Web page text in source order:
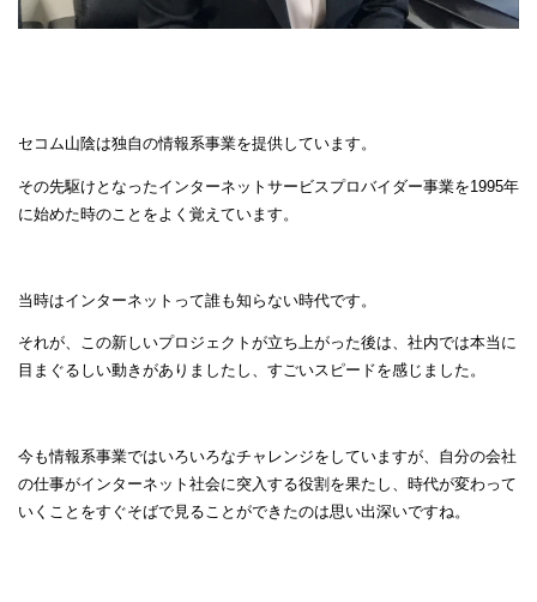
セコム山陰は独自の情報系事業を提供しています。
その先駆けとなったインターネットサービスプロバイダー事業を1995年
に始めた時のことをよく覚えています。
当時はインターネットって誰も知らない時代です。
それが、この新しいプロジェクトが立ち上がった後は、社内では本当に
目まぐるしい動きがありましたし、すごいスピードを感じました。
今も情報系事業ではいろいろなチャレンジをしていますが、自分の会社
の仕事がインターネット社会に突入する役割を果たし、時代が変わって
いくことをすぐそばで見ることができたのは思い出深いですね。